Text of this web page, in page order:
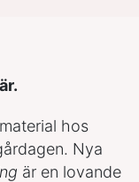
hos
Nya
är en lovande